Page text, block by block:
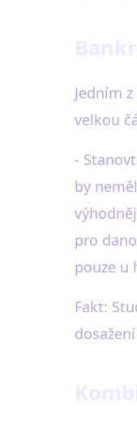
Jedním
velkou
-
by
pro
pouze u
Fakt: